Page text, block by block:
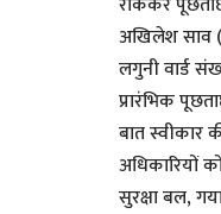
अखिलेश साव
लगुनी वार्ड
प्रारंभिक
बात स्वीकार
अधिकारियों
सुरक्षा बल,